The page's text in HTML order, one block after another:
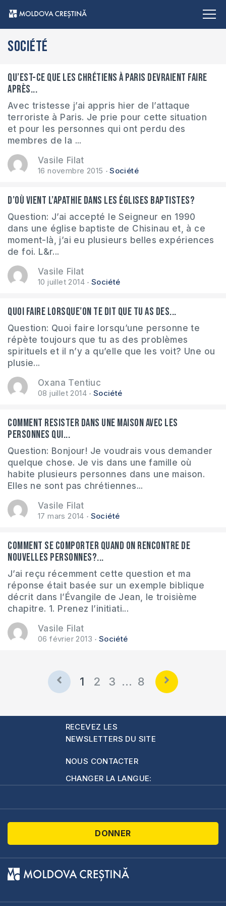
Société
Qu’est-ce que les chrétiens à Paris devraient faire
après...
Avec tristesse j’ai appris hier de l’attaque
terroriste à Paris. Je prie pour cette situation
et pour les personnes qui ont perdu des
membres de la ...
Vasile Filat
16 novembre 2015 Société
D’où vient l’apathie dans les églises baptistes?
Question: J’ai accepté le Seigneur en 1990
dans une église baptiste de Chisinau et, à ce
moment-là, j’ai eu plusieurs belles expériences
de foi. L&r...
Vasile Filat
10 juillet 2014 Société
Quoi faire lorsque’on te dit que tu as des...
Question: Quoi faire lorsqu’une personne te
répète toujours que tu as des problèmes
spirituels et il n’y a qu’elle que les voit? Une ou
plusie...
Oxana Tentiuc
08 juillet 2014 Société
Comment resister dans une maison avec les
personnes qui...
Question: Bonjour! Je voudrais vous demander
quelque chose. Je vis dans une famille où
habite plusieurs personnes dans une maison.
Elles ne sont pas chrétiennes...
Vasile Filat
17 mars 2014 Société
Comment se comporter quand on rencontre de
nouvelles personnes?...
J’ai reçu récemment cette question et ma
réponse était basée sur un exemple biblique
décrit dans l’Évangile de Jean, le troisième
chapitre. 1. Prenez l’initiati...
Vasile Filat
06 février 2013 Société
1 2 3 … 8
RECEVEZ LES
NEWSLETTERS DU SITE
NOUS CONTACTER
CHANGER LA LANGUE:
DONNER